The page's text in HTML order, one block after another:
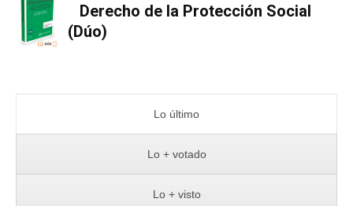
Derecho de la Protección Social
(Dúo)
Lo último
Lo + votado
Lo + visto